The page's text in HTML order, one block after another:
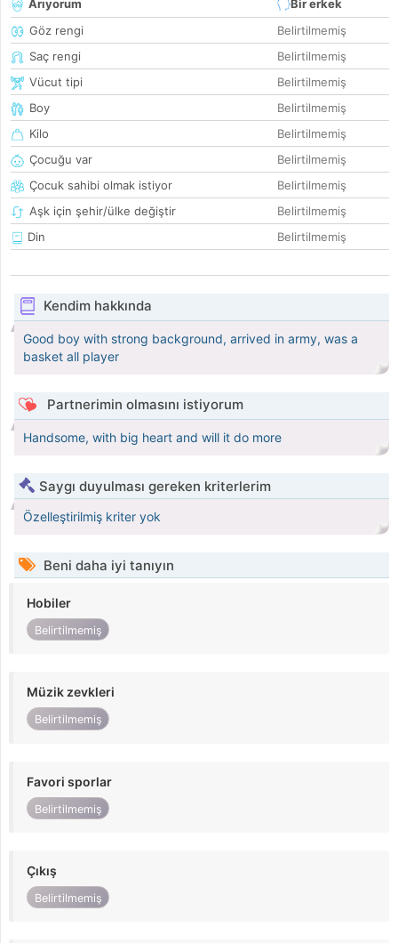
Arıyorum
Bir erkek
Göz rengi
Belirtilmemiş
Saç rengi
Belirtilmemiş
Vücut tipi
Belirtilmemiş
Boy
Belirtilmemiş
Kilo
Belirtilmemiş
Çocuğu var
Belirtilmemiş
Çocuk sahibi olmak istiyor
Belirtilmemiş
Aşk için şehir/ülke değiştir
Belirtilmemiş
Din
Belirtilmemiş
Kendim hakkında
Good boy with strong background, arrived in army, was a
basket all player
Partnerimin olmasını istiyorum
Handsome, with big heart and will it do more
Saygı duyulması gereken kriterlerim
Özelleştirilmiş kriter yok
Beni daha iyi tanıyın
Hobiler
Belirtilmemiş
Müzik zevkleri
Belirtilmemiş
Favori sporlar
Belirtilmemiş
Çıkış
Belirtilmemiş